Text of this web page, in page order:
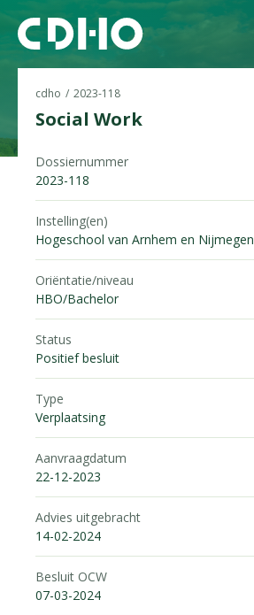
cdho 2023-118
Social Work
Dossiernummer
2023-118
Instelling(en)
Hogeschool van Arnhem en Nijmegen
Oriëntatie/niveau
HBO/Bachelor
Status
Positief besluit
Type
Verplaatsing
Aanvraagdatum
22-12-2023
Advies uitgebracht
14-02-2024
Besluit OCW
07-03-2024